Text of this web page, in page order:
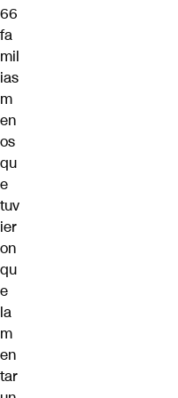
66
fa
mil
ias
m
en
os
qu
e
tuv
ier
on
qu
e
la
m
en
tar